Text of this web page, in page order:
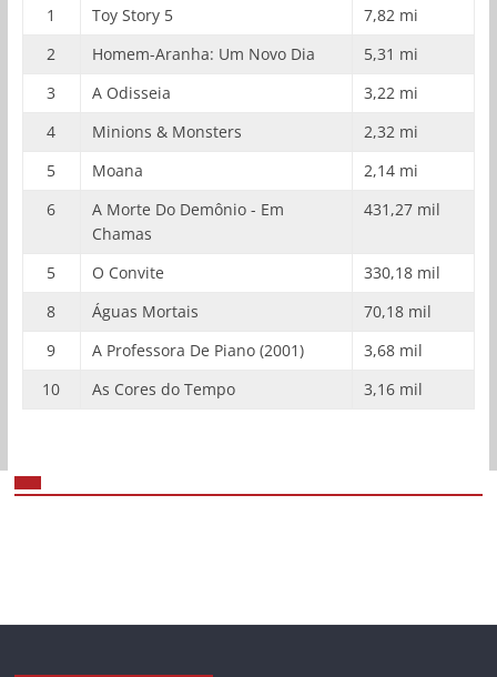
1
Toy Story 5
7,82 mi
2
Homem-Aranha: Um Novo Dia
5,31 mi
3
A Odisseia
3,22 mi
4
Minions & Monsters
2,32 mi
5
Moana
2,14 mi
6
A Morte Do Demônio - Em
Chamas
431,27 mil
5 O Convite
330,18 mil
8
Águas Mortais
70,18 mil
9
A Professora De Piano (2001)
3,68 mil
10
As Cores do Tempo 3,16 mil